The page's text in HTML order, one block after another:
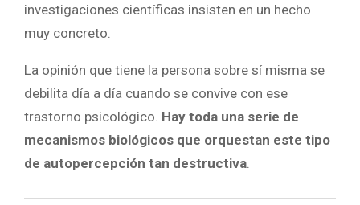
investigaciones científicas insisten en un hecho
muy concreto.
La opinión que tiene la persona sobre sí misma se
debilita día a día cuando se convive con ese
trastorno psicológico. Hay toda una serie de
mecanismos biológicos que orquestan este tipo
de autopercepción tan destructiva